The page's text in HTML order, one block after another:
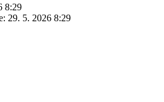
8:29
29. 5. 2026 8:29